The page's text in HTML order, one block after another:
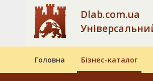
Dlab.com.ua
Головна Бізнес-каталог